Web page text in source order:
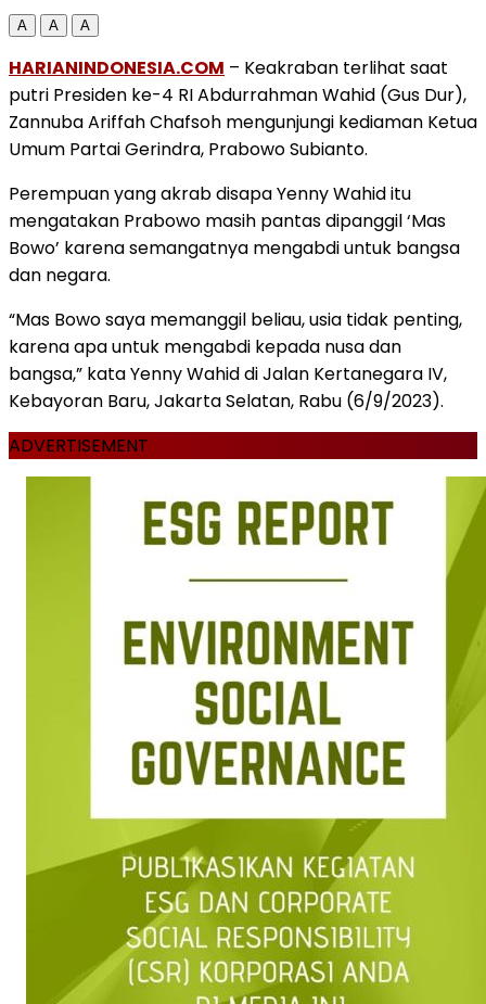
A A A
HARIANINDONESIA.COM – Keakraban terlihat saat
putri Presiden ke-4 RI Abdurrahman Wahid (Gus Dur),
Zannuba Ariffah Chafsoh mengunjungi kediaman Ketua
Umum Partai Gerindra, Prabowo Subianto.
Perempuan yang akrab disapa Yenny Wahid itu
mengatakan Prabowo masih pantas dipanggil ‘Mas
Bowo’ karena semangatnya mengabdi untuk bangsa
dan negara.
“Mas Bowo saya memanggil beliau, usia tidak penting,
karena apa untuk mengabdi kepada nusa dan
bangsa,” kata Yenny Wahid di Jalan Kertanegara IV,
Kebayoran Baru, Jakarta Selatan, Rabu (6/9/2023).
ADVERTISEMENT